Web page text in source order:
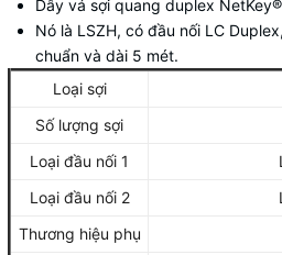
Dây vá sợi quang duplex
Nó là LSZH, có đầu nối LC
chuẩn và dài 5 mét.
Loại sợi
Số lượng sợi
Loại đầu nối 1
Loại đầu nối 2
Thương hiệu phụ